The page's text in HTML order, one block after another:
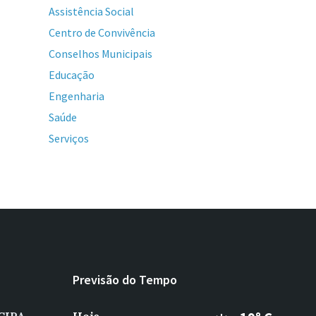
Assistência Social
Centro de Convivência
Conselhos Municipais
Educação
Engenharia
Saúde
Serviços
Previsão do Tempo